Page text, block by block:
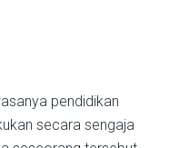
pendidikan
secara sengaja